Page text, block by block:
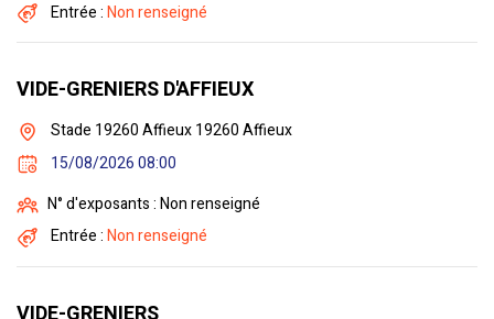
Entrée :Non renseigné
VIDE-GRENIERS D'AFFIEUX
Stade 19260 Affieux 19260 Affieux
15/08/2026 08:00
N° d'exposants : Non renseigné
Entrée :Non renseigné